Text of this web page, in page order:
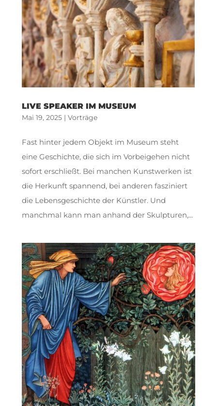
LIVE SPEAKER IM MUSEUM
Mai 19, 2025| Vorträge
Fast hinter jedem Objekt im Museum steht
eine Geschichte, die sich im Vorbeigehen nicht
sofort erschließt. Bei manchen Kunstwerken ist
die Herkunft spannend, bei anderen fasziniert
die Lebensgeschichte der Künstler. Und
manchmal kann man anhand der Skulpturen,...